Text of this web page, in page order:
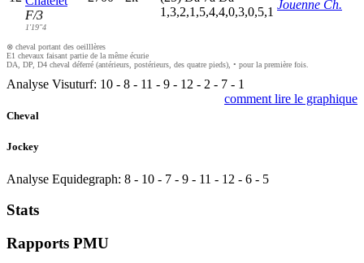
F/3
1'19"4
1,3,2,1,5,4,4,0,3,0,5,1
Jouenne Ch.
⊗ cheval portant des oeilllères
E1 chevaux faisant partie de la même écurie
DA, DP, D4 cheval déferré (antérieurs, postérieurs, des quatre pieds), • pour la première fois.
Analyse Visuturf: 10 - 8 - 11 - 9 - 12 - 2 - 7 - 1
comment lire le graphique
Cheval
Jockey
Analyse Equidegraph: 8 - 10 - 7 - 9 - 11 - 12 - 6 - 5
Stats
Rapports PMU